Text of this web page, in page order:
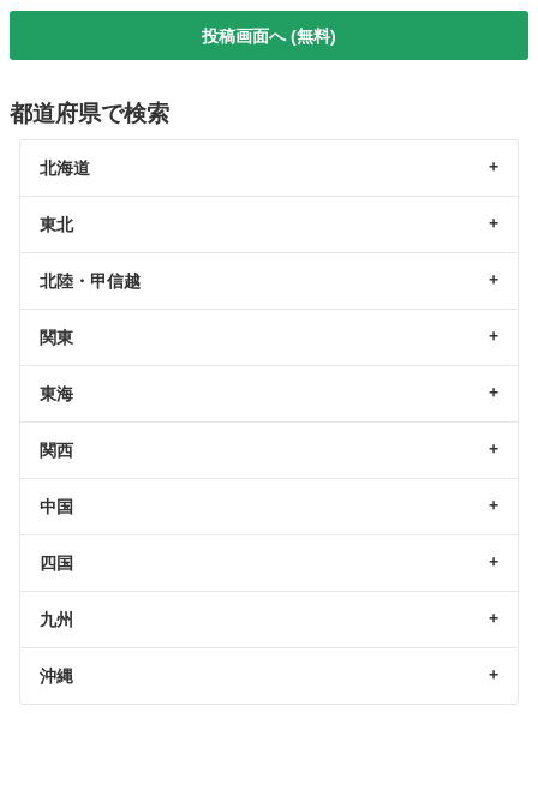
投稿画面へ (無料)
都道府県で検索
北海道
東北
北陸・甲信越
関東
東海
関西
中国
四国
九州
沖縄